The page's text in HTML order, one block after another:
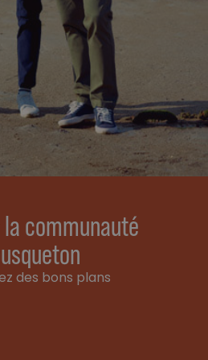
la communauté
des bons plans